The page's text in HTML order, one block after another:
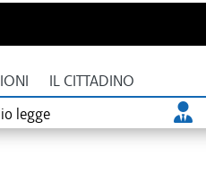
IL CITTADINO
legge